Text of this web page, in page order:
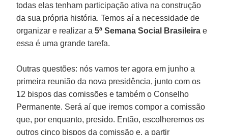
todas elas tenham participação ativa na construção
da sua própria história. Temos aí a necessidade de
organizar e realizar a5ª Semana Social Brasileira e
essa é uma grande tarefa.
Outras questões: nós vamos ter agora em junho a
primeira reunião da nova presidência, junto com os
12 bispos das comissões e também o Conselho
Permanente. Será aí que iremos compor a comissão
que, por enquanto, presido. Então, escolheremos os
outros cinco bispos da comissão e, a partir